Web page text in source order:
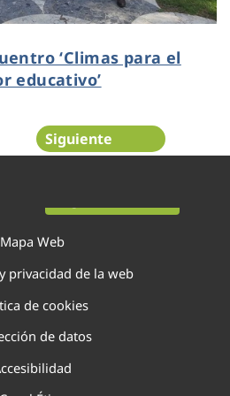
‘Climas para el
educativo’
Siguiente
Mapa Web
privacidad de la web
de cookies
de datos